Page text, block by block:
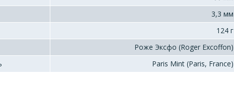
3,3 мм
124 г
Роже Эксфо (Roger Excoffon)
Paris Mint (Paris, France)